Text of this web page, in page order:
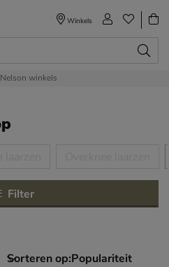
Winkels
volgende dag in huis
en retour
nu,betaal later
Nelson winkels
Filter
Sorteren op: